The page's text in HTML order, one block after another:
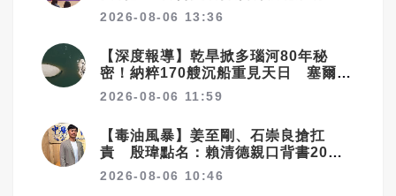
更強措施
2026-08-06 13:36
【深度報導】乾旱掀多瑙河80年秘
密！納粹170艘沉船重見天日 塞爾維
亞砸數億清障救航運命脈
2026-08-06 11:59
【毒油風暴】姜至剛、石崇良搶扛
責 殷瑋點名：賴清德親口背書20%
毒油放行
2026-08-06 10:46